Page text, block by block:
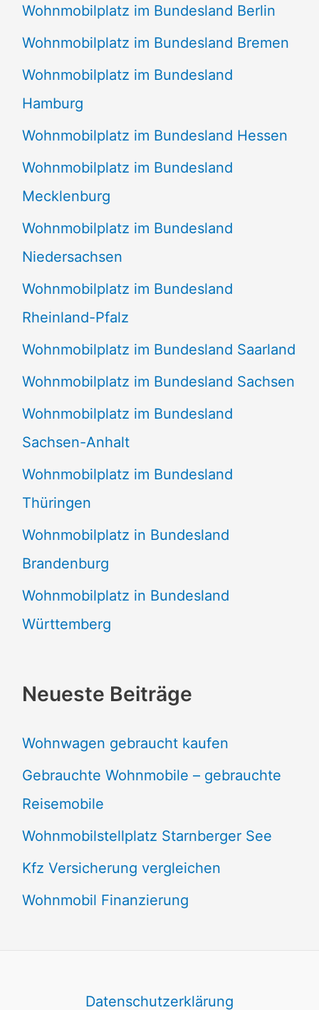
Wohnmobilplatz im Bundesland Berlin
Wohnmobilplatz im Bundesland Bremen
Wohnmobilplatz im Bundesland
Hamburg
Wohnmobilplatz im Bundesland Hessen
Wohnmobilplatz im Bundesland
Mecklenburg
Wohnmobilplatz im Bundesland
Niedersachsen
Wohnmobilplatz im Bundesland
Rheinland-Pfalz
Wohnmobilplatz im Bundesland Saarland
Wohnmobilplatz im Bundesland Sachsen
Wohnmobilplatz im Bundesland
Sachsen-Anhalt
Wohnmobilplatz im Bundesland
Thüringen
Wohnmobilplatz in Bundesland
Brandenburg
Wohnmobilplatz in Bundesland
Württemberg
Neueste Beiträge
Wohnwagen gebraucht kaufen
Gebrauchte Wohnmobile – gebrauchte
Reisemobile
Wohnmobilstellplatz Starnberger See
Kfz Versicherung vergleichen
Wohnmobil Finanzierung
Datenschutzerklärung